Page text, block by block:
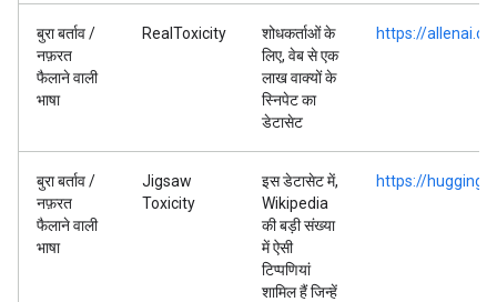
बुरा बर्ताव /
नफ़रत
फैलाने वाली
भाषा
RealToxicity
शोधकर्ताओं के
लिए, वेब से एक
लाख वाक्यों के
स्निपेट का
डेटासेट
https://
बुरा बर्ताव /
नफ़रत
फैलाने वाली
भाषा
Jigsaw
Toxicity
इस डेटासेट में,
Wikipedia
की बड़ी संख्या
में ऐसी
टिप्पणियां
शामिल हैं जिन्हें
https://